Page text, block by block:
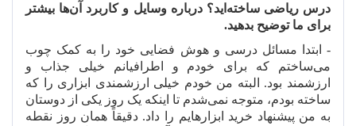
درس ریاضی ساخته اید؟ درباره وسایل و کاربرد آنها بیشتر
برای ما توضیح بدهید.
- ابتدا مسائل درسی و هوش فضایی خود را به کمک چوب
میساختم که برای خودم و اطرافیانم خیلی جذاب و
ارزشمند بود. البته من خودم خیلی ارزشمندی ابزاری را که
ساخته بودم، متوجه نمیشدم تا اینکه یک روز یکی از دوستان
به من پیشنهاد خرید ابزارهایم را داد. دقیقاً همان روز نقطه